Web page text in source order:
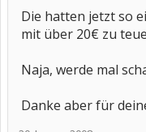
Die hatten jetzt so
mit über 20€ zu
Naja, werde mal
Danke aber für